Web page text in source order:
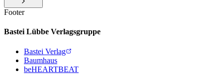
Footer
Bastei Lübbe Verlagsgruppe
Bastei Verlag
Baumhaus
beHEARTBEAT